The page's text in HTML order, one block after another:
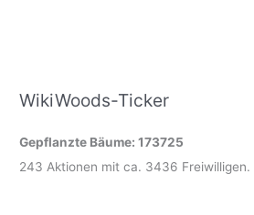
WikiWoods-Ticker
Gepflanzte Bäume: 173725
243 Aktionen mit ca. 3436 Freiwilligen.